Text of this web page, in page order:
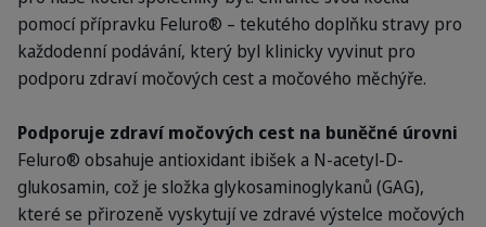
pomocí přípravku Feluro® – tekutého doplňku stravy pro
každodenní podávání, který byl klinicky vyvinut pro
podporu zdraví močových cest a močového měchýře.
Podporuje zdraví močových cest na buněčné úrovni
Feluro® obsahuje antioxidant ibišek a N-acetyl-D-
glukosamin, což je složka glykosaminoglykanů (GAG),
které se přirozeně vyskytují ve zdravé výstelce močových